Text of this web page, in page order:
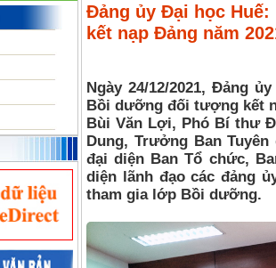
Đảng ủy Đại học
kết nạp Đảng năm
Ngày 24/12/2021, Đảng
Bồi dưỡng đối tượng kết
Bùi Văn Lợi, Phó Bí thư
Dung, Trưởng Ban
đại diện Ban Tổ chức,
diện lãnh đạo các đảng
tham gia lớp Bồi dưỡng.